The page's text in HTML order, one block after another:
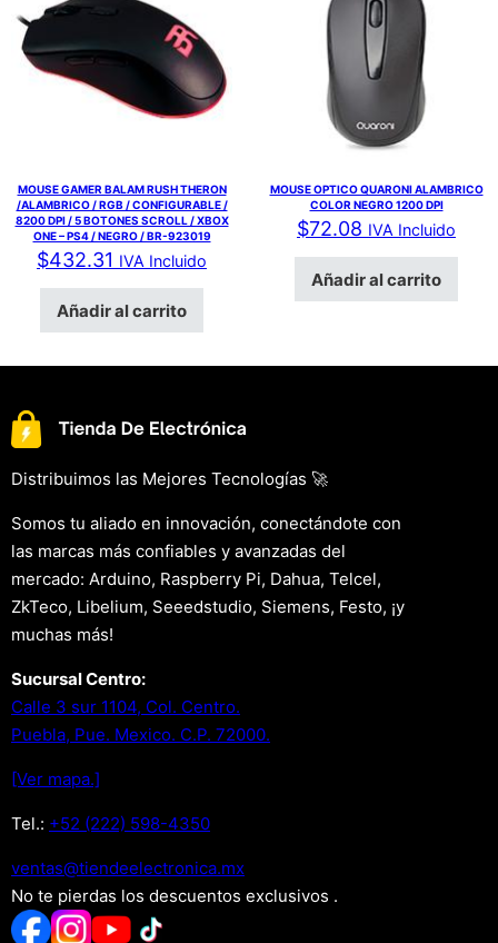
MOUSE GAMER BALAM RUSH THERON
/ALAMBRICO / RGB / CONFIGURABLE /
8200 DPI / 5 BOTONES SCROLL / XBOX
ONE – PS4 / NEGRO / BR-923019
$432.31 IVA Incluido
Añadir al carrito
MOUSE OPTICO QUARONI ALAMBRICO
COLOR NEGRO 1200 DPI
$72.08 IVA Incluido
Añadir al carrito
Distribuimos las Mejores Tecnologías 🚀
Somos tu aliado en innovación, conectándote con
las marcas más confiables y avanzadas del
mercado: Arduino, Raspberry Pi, Dahua, Telcel,
ZkTeco, Libelium, Seeedstudio, Siemens, Festo, ¡y
muchas más!
Sucursal Centro:
Calle 3 sur 1104, Col. Centro.
Puebla, Pue. Mexico. C.P. 72000.
[Ver mapa.]
Tel.: +52 (222) 598-4350
xm.acinortceleedneit@satnev
No te pierdas los descuentos exclusivos .